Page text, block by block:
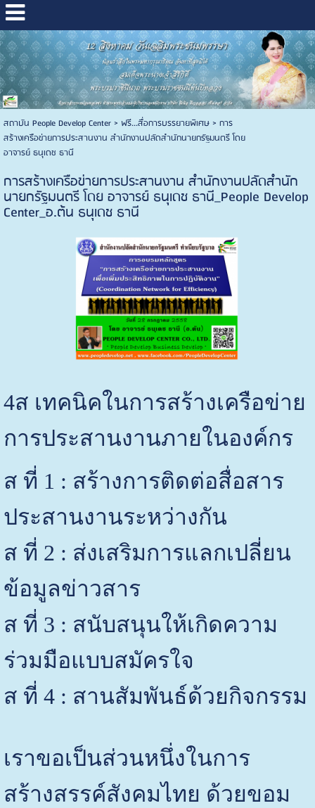
สถาบัน People Develop Center> ฟรี...สื่อการบรรยายพิเศษ> การ
สร้างเครือข่ายการประสานงาน สำนักงานปลัดสำนักนายกรัฐมนตรี โดย
อาจารย์ ธนุเดช ธานี
การสร้างเครือข่ายการประสานงาน สำนักงานปลัดสำนัก
นายกรัฐมนตรี โดย อาจารย์ ธนุเดช ธานี_People Develop
Center_อ.ต้น ธนุเดช ธานี
4ส เทคนิคในการสร้างเครือข่าย
การประสานงานภายในองค์กร
ส ที่ 1 : สร้างการติดต่อสื่อสาร
ประสานงานระหว่างกัน
ส ที่ 2 : ส่งเสริมการแลกเปลี่ยน
ข้อมูลข่าวสาร
ส ที่ 3 : สนับสนุนให้เกิดความ
ร่วมมือแบบสมัครใจ
ส ที่ 4 : สานสัมพันธ์ด้วยกิจกรรม
เราขอเป็นส่วนหนึ่งในการ
สร้างสรรค์สังคมไทย ด้วยขอม